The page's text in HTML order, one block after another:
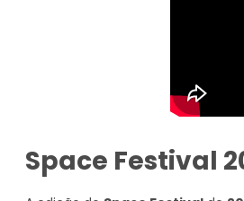
Space Festival